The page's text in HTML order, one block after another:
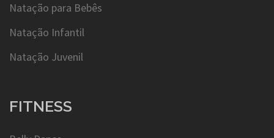
Natação para Bebês
Natação Infantil
Natação Juvenil
FITNESS